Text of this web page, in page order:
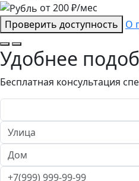
от200₽/мес
Проверить доступность
О
Удобнее
Бесплатная консультация